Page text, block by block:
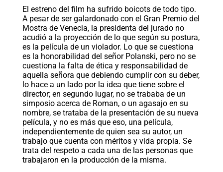
El estreno del film ha sufrido boicots de todo tipo.
A pesar de ser galardonado con el Gran Premio del
Mostra de Venecia, la presidenta del jurado no
acudió a la proyección de lo que según su postura,
es la película de un violador. Lo que se cuestiona
es la honorabilidad del señor Polanski, pero no se
cuestiona la falta de ética y responsabilidad de
aquella señora que debiendo cumplir con su deber,
lo hace a un lado por la idea que tiene sobre el
director; en segundo lugar, no se trababa de un
simposio acerca de Roman, o un agasajo en su
nombre, se trataba de la presentación de su nueva
película, y no es más que eso, una película,
independientemente de quien sea su autor, un
trabajo que cuenta con méritos y vida propia. Se
trata del respeto a cada una de las personas que
trabajaron en la producción de la misma.